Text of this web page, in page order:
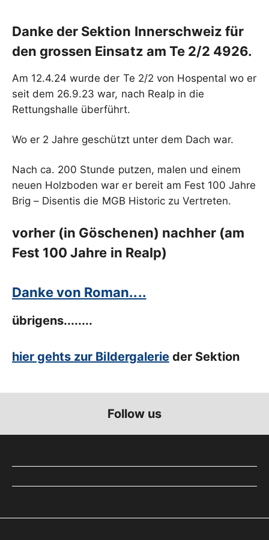
Danke der Sektion Innerschweiz für
den grossen Einsatz am Te 2/2 4926.
Am 12.4.24 wurde der Te 2/2 von Hospental wo er
seit dem 26.9.23 war, nach Realp in die
Rettungshalle überführt.
Wo er 2 Jahre geschützt unter dem Dach war.
Nach ca. 200 Stunde putzen, malen und einem
neuen Holzboden war er bereit am Fest 100 Jahre
Brig – Disentis die MGB Historic zu Vertreten.
vorher (in Göschenen) nachher (am
Fest 100 Jahre in Realp)
Danke von Roman....
übrigens........
hier gehts zur Bildergalerieder Sektion
Follow us